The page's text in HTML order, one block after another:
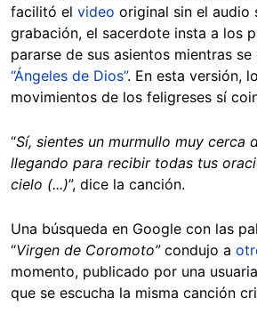
facilitó el video original sin el audio
grabación, el sacerdote insta a los
pararse de sus asientos mientras
“Ángeles de Dios”. En esta versión,
movimientos de los feligreses sí
“Sí, sientes un murmullo muy cerca
llegando para recibir todas tus
cielo (...)”, dice la canción.
Una búsqueda en Google con las
“Virgen de Coromoto”condujo a
momento, publicado por una
que se escucha la misma canción